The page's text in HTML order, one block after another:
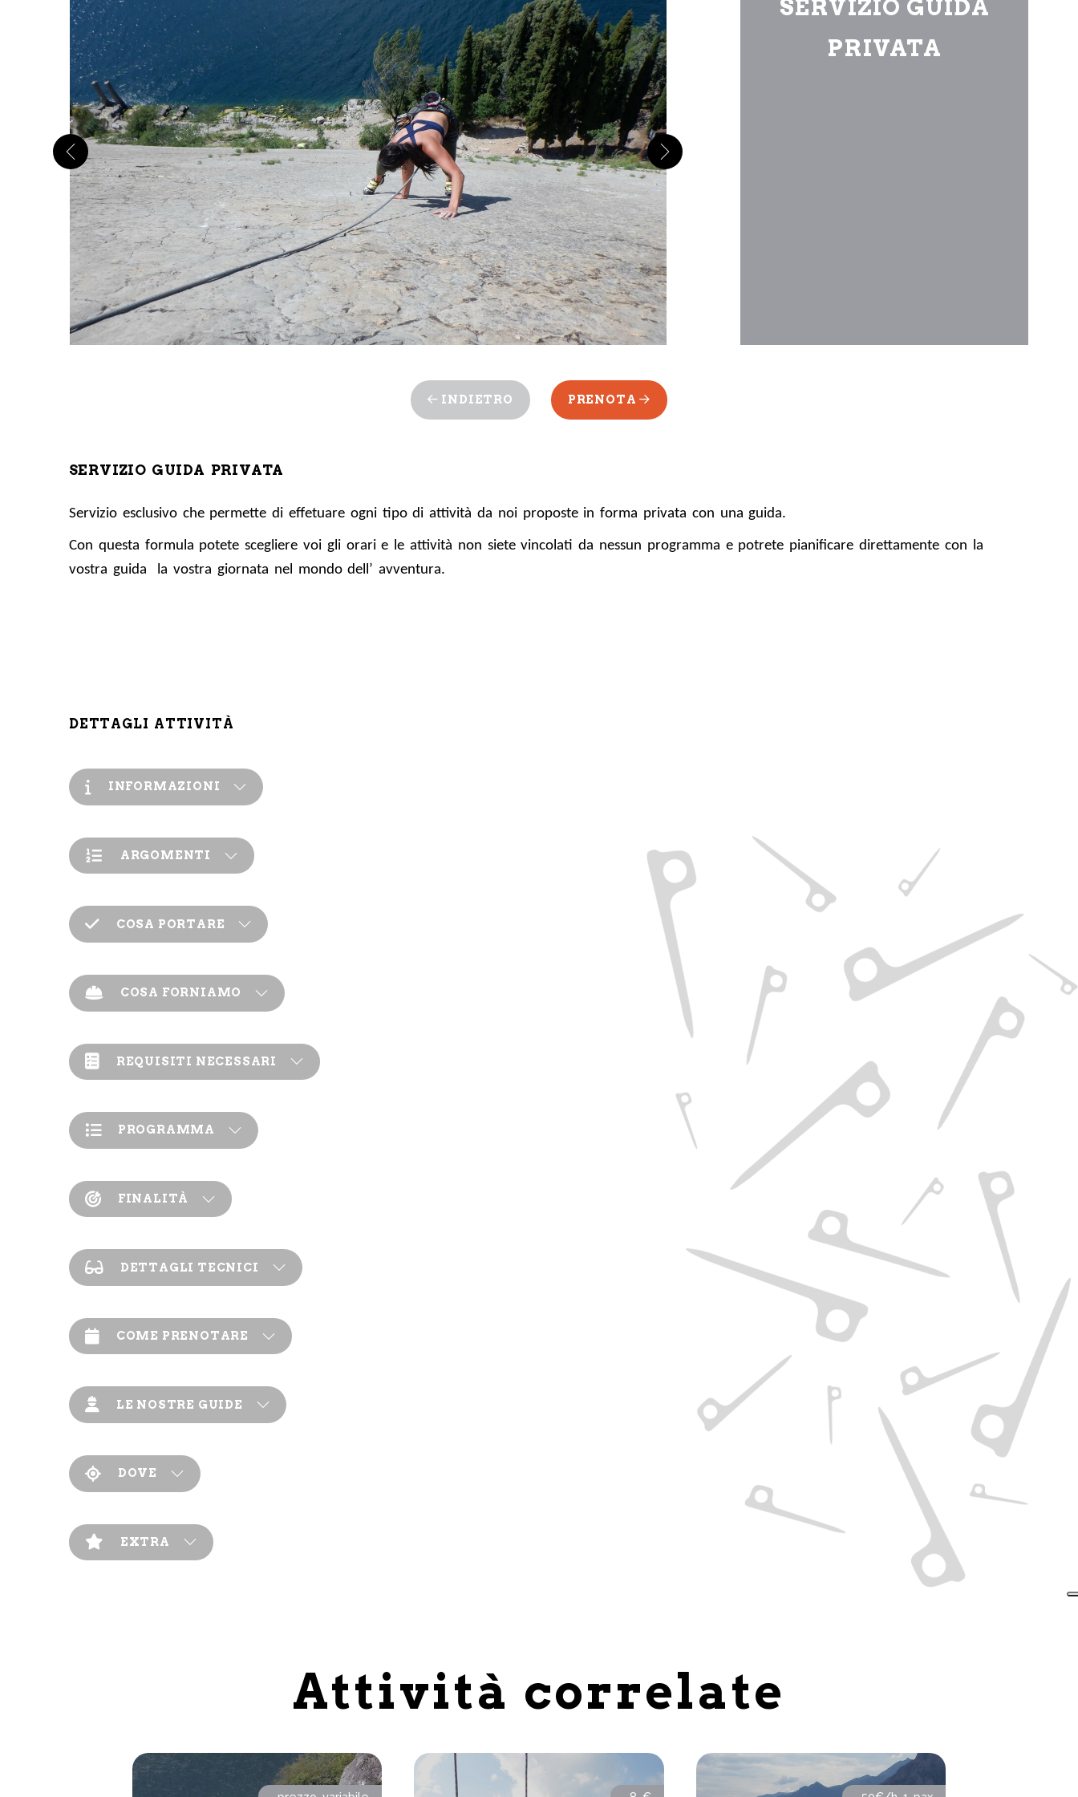
SERVIZIO GUIDA
PRIVATA
INDIETRO PRENOTA
SERVIZIO GUIDA PRIVATA
Servizio esclusivo che permette di effetuare ogni tipo di attività da noi proposte in forma privata con una guida.
Con questa formula potete scegliere voi gli orari e le attività non siete vincolati da nessun programma e potrete pianificare direttamente con la
vostra guida la vostra giornata nel mondo dell’ avventura.
DETTAGLI ATTIVITÀ
INFORMAZIONI
ARGOMENTI
COSA PORTARE
COSA FORNIAMO
REQUISITI NECESSARI
PROGRAMMA
FINALITÀ
DETTAGLI TECNICI
COME PRENOTARE
LE NOSTRE GUIDE
DOVE
EXTRA
Attività correlate